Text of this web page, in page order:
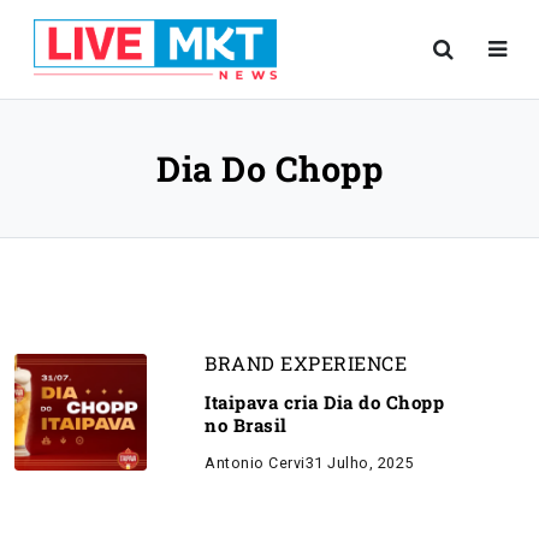
Dia Do Chopp
BRAND EXPERIENCE
Itaipava cria Dia do Chopp
no Brasil
Antonio Cervi31 Julho, 2025